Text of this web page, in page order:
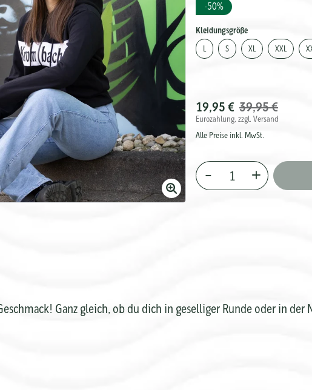
Bild
-50%
Kleidungsgröße
L
S XL XXL
19,95 € 39,95 €
Eurozahlung, zzgl. Versand
Alle Preise inkl. MwSt.
– +
Ganz gleich, ob du dich in geselliger Runde oder in der